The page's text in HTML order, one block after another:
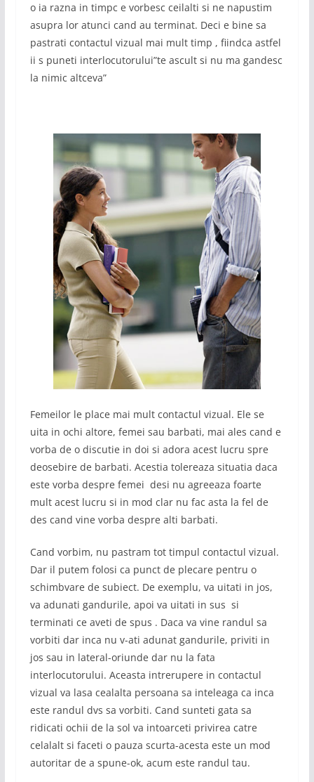
o ia razna in timpc e vorbesc ceilalti si ne napustim
asupra lor atunci cand au terminat. Deci e bine sa
pastrati contactul vizual mai mult timp , fiindca astfel
ii s puneti interlocutorului”te ascult si nu ma gandesc
la nimic altceva”
Femeilor le place mai mult contactul vizual. Ele se
uita in ochi altore, femei sau barbati, mai ales cand e
vorba de o discutie in doi si adora acest lucru spre
deosebire de barbati. Acestia tolereaza situatia daca
este vorba despre femei desi nu agreeaza foarte
mult acest lucru si in mod clar nu fac asta la fel de
des cand vine vorba despre alti barbati.
Cand vorbim, nu pastram tot timpul contactul vizual.
Dar il putem folosi ca punct de plecare pentru o
schimbvare de subiect. De exemplu, va uitati in jos,
va adunati gandurile, apoi va uitati in sus si
terminati ce aveti de spus . Daca va vine randul sa
vorbiti dar inca nu v-ati adunat gandurile, priviti in
jos sau in lateral-oriunde dar nu la fata
interlocutorului. Aceasta intrerupere in contactul
vizual va lasa cealalta persoana sa inteleaga ca inca
este randul dvs sa vorbiti. Cand sunteti gata sa
ridicati ochii de la sol va intoarceti privirea catre
celalalt si faceti o pauza scurta-acesta este un mod
autoritar de a spune-ok, acum este randul tau.